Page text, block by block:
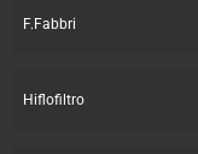
F.Fabbri
Hiflofiltro